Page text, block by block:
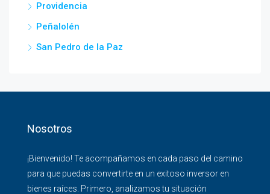
Providencia
Peñalolén
San Pedro de la Paz
Nosotros
¡Bienvenido! Te acompañamos en cada paso del camino
para que puedas convertirte en un exitoso inversor en
bienes raíces. Primero, analizamos tu situación